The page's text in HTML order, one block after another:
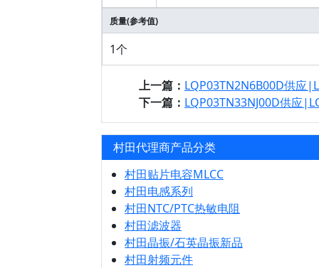
质量(参考值)
1个
上一篇： LQP03TN2N6B00D供应
下一篇： LQP03TN33NJ00D供应
村田代理商产品分类
村田贴片电容MLCC
村田电感系列
村田NTC/PTC热敏电阻
村田滤波器
村田晶振/石英晶振新品
村田射频元件